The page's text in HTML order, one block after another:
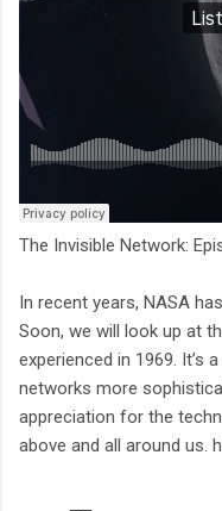
The Invisible Network:
In recent years, NASA
Soon, we will look up at
experienced in 1969. It’s
networks more
appreciation for the
above and all around us.